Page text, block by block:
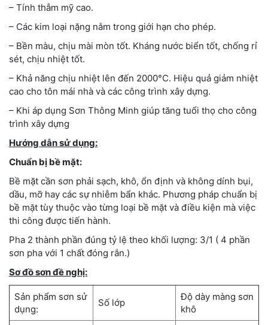
– Tính thẫm mỹ cao.
– Các kim loại nặng nằm trong giới hạn cho phép.
– Bền màu, chịu mài mòn tốt. Kháng nước biển tốt, chống rỉ
sét, chịu nhiệt tốt.
– Khả năng chịu nhiệt lên đến 2000°C. Hiệu quả giảm nhiệt
cao cho tôn mái nhà và các công trình xây dựng.
– Khi áp dụng Sơn Thông Minh giúp tăng tuổi thọ cho công
trình xây dựng
Hướng dẫn sử dụng:
Chuẩn bị bề mặt:
Bề mặt cần sơn phải sạch, khô, ổn định và không dính bụi,
dầu, mỡ hay các sự nhiễm bẩn khác. Phương pháp chuẩn bị
bề mặt tùy thuộc vào từng loại bề mặt và điều kiện mà việc
thi công được tiến hành.
Pha 2 thành phần đúng tỷ lệ theo khối lượng: 3/1 ( 4 phần
sơn pha với 1 chất đóng rắn.)
Sơ đồ sơn đề nghị:
Sản phẩm sơn sử
dụng:
Số lớp
Độ dày màng sơn
khô